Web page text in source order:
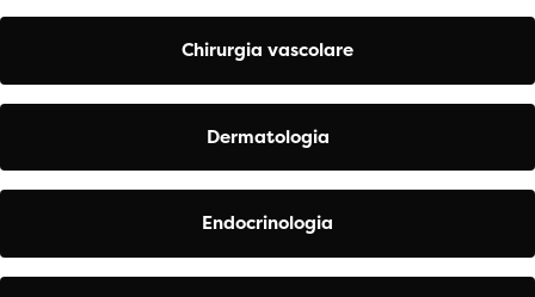
Chirurgia vascolare
Dermatologia
Endocrinologia